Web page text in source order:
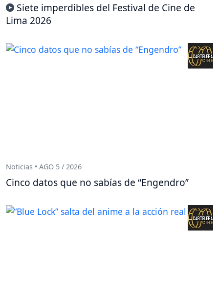
Siete imperdibles del Festival de Cine de
Lima 2026
Noticias • AGO 5 / 2026
Cinco datos que no sabías de “Engendro”